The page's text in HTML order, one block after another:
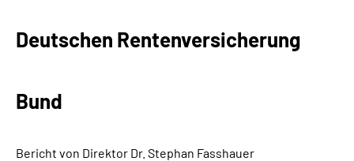
Karriere
Deutschen Rentenversicherung
Bund
Bericht von Direktor Dr. Stephan Fasshauer